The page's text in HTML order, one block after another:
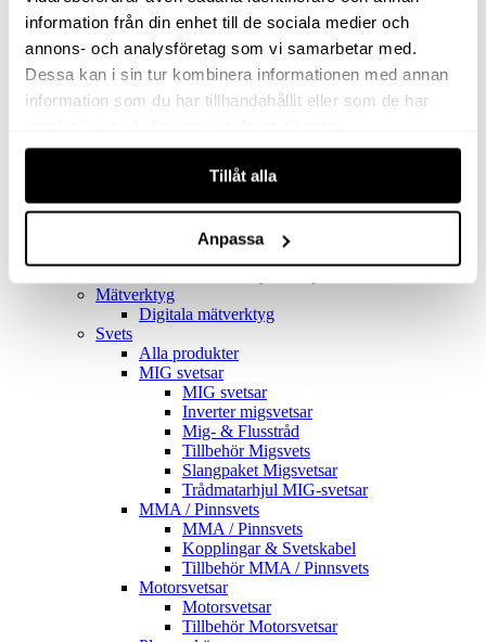
information från din enhet till de sociala medier och
annons- och analysföretag som vi samarbetar med.
Dessa kan i sin tur kombinera informationen med annan
information som du har tillhandahållit eller som de har
Tillåt alla
Anpassa
Golv- & Kombinationsmunstycke
Munstycke
Motor
Reservdelar dammsugare
Rör & handtag
Uppsamlingspåsar
Alla produkter
Mätverktyg
Digitala mätverktyg
Svets
Alla produkter
MIG svetsar
MIG svetsar
Inverter migsvetsar
Mig- & Flusstråd
Tillbehör Migsvets
Slangpaket Migsvetsar
Trådmatarhjul MIG-svetsar
MMA / Pinnsvets
MMA / Pinnsvets
Kopplingar & Svetskabel
Tillbehör MMA / Pinnsvets
Motorsvetsar
Motorsvetsar
Tillbehör Motorsvetsar